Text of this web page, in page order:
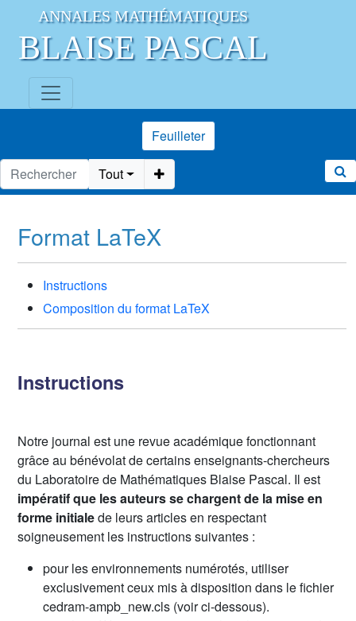
ANNALES MATHÉMATIQUES
BLAISE PASCAL
Feuilleter
Tout
Format LaTeX
Instructions
Composition du format LaTeX
Instructions
Notre journal est une revue académique fonctionnant
grâce au bénévolat de certains enseignants-chercheurs
du Laboratoire de Mathématiques Blaise Pascal. Il est
impératif que les auteurs se chargent de la mise en
forme initialede leurs articles en respectant
soigneusement les instructions suivantes :
pour les environnements numérotés, utiliser
exclusivement ceux mis à disposition dans le fichier
cedram-ampb_new.cls (voir ci-dessous).